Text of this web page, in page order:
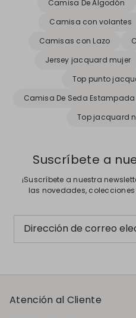
Camisa De Algodón
Camisa con volantes
Camisas con Lazo
Jersey jacquard mujer
Top punto
Camisa De Seda Estampada
Top jacquard
Suscríbete a
¡Suscríbete a nuestra
las novedades,
Dirección de correo
Atención al Cliente